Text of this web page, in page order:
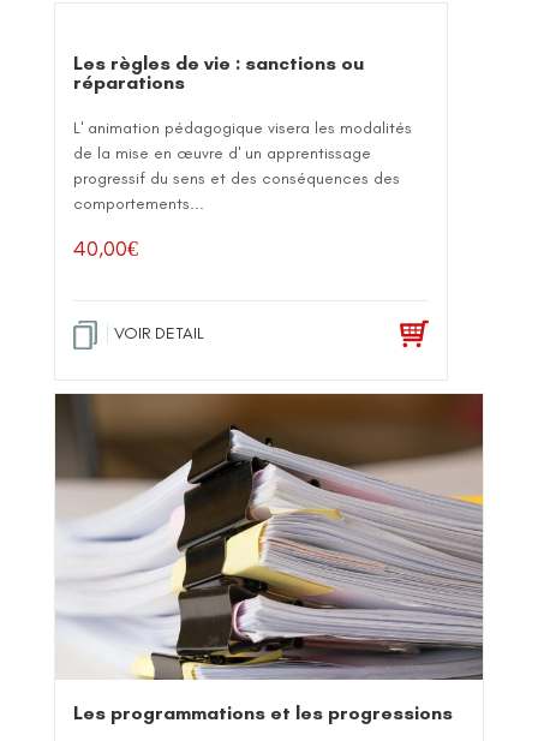
Les règles de vie : sanctions ou
réparations
L' animation pédagogique visera les modalités
de la mise en œuvre d' un apprentissage
progressif du sens et des conséquences des
comportements...
40,00€
VOIR DETAIL
Les programmations et les progressions